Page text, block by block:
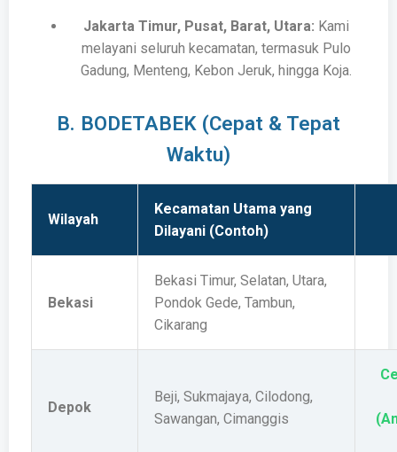
Jakarta Timur, Pusat, Barat, Utara: Kami
melayani seluruh kecamatan, termasuk Pulo
Gadung, Menteng, Kebon Jeruk, hingga Koja.
B. BODETABEK (Cepat & Tepat
Waktu)
Wilayah
Kecamatan Utama yang
Dilayani (Contoh)
Bekasi
Bekasi Timur, Selatan, Utara,
Pondok Gede, Tambun,
Cikarang
Depok
Beji, Sukmajaya, Cilodong,
Sawangan, Cimanggis